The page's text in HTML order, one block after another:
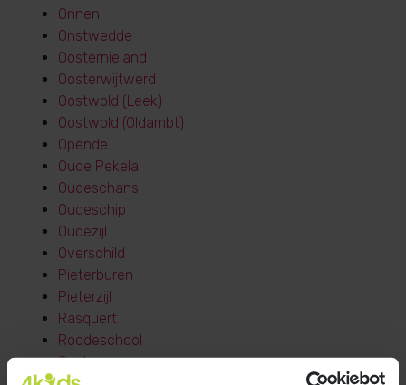
Onnen
Onstwedde
Oosternieland
Oosterwijtwerd
Oostwold (Leek)
Oostwold (Oldambt)
Opende
Oude Pekela
Oudeschans
Oudeschip
Oudezijl
Overschild
Pieterburen
Pieterzijl
Rasquert
Roodeschool
Saaksum